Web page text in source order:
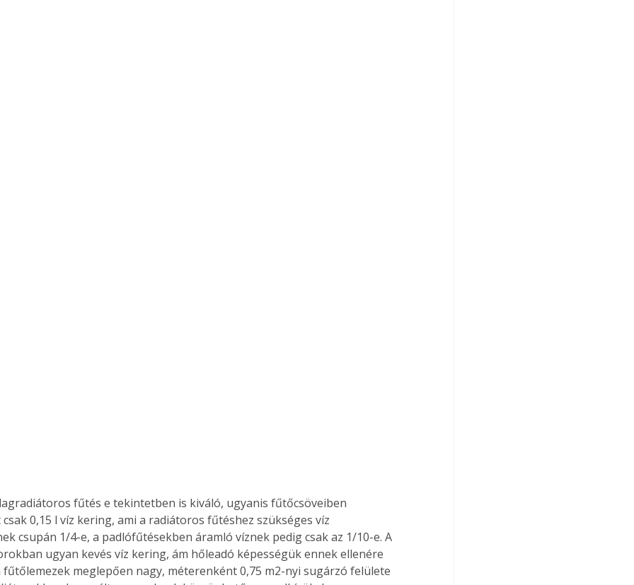
az
Old
Együtt jobban megéri!
Bővebb információ itt!
Együtt jobban megéri! A
könyvek tetszőleges
párosítással kedvezményes
áron, 0 Ft postaköltséggel
fűtés e tekintetben is kiváló, ugyanis fűtőcsöveiben
0,15 l víz kering, ami a radiátoros fűtéshez szükséges víz
csupán 1/4-e, a padlófűtésekben áramló víznek pedig csak az 1/10-e. A
ugyan kevés víz kering, ám hőleadó képességük ennek ellenére
fűtőlemezek meglepően nagy, méterenként 0,75 m2-nyi sugárzó felülete